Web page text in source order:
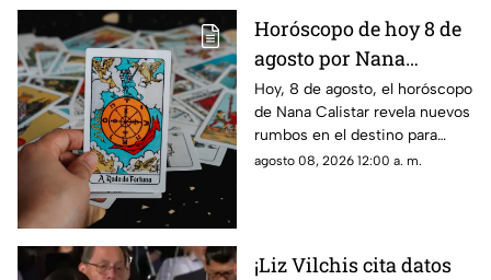
Horóscopo de hoy 8 de
agosto por Nana
Calistar: ¿Qué te depara
el destino este sábado?
Hoy, 8 de agosto, el horóscopo
de Nana Calistar revela nuevos
rumbos en el destino para
estos signos
agosto 08, 2026 12:00 a. m.
¡Liz Vilchis cita datos